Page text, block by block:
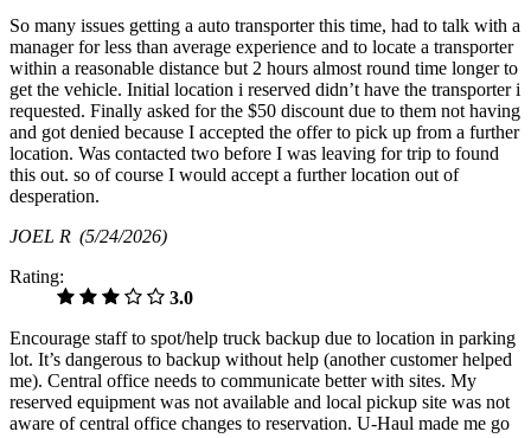
So many issues getting a auto transporter this time, had to talk with a
manager for less than average experience and to locate a transporter
within a reasonable distance but 2 hours almost round time longer to
get the vehicle. Initial location i reserved didn’t have the transporter i
requested. Finally asked for the $50 discount due to them not having
and got denied because I accepted the offer to pick up from a further
location. Was contacted two before I was leaving for trip to found
this out. so of course I would accept a further location out of
desperation.
JOEL R (5/24/2026)
Rating:
3.0
Encourage staff to spot/help truck backup due to location in parking
lot. It’s dangerous to backup without help (another customer helped
me). Central office needs to communicate better with sites. My
reserved equipment was not available and local pickup site was not
aware of central office changes to reservation. U-Haul made me go